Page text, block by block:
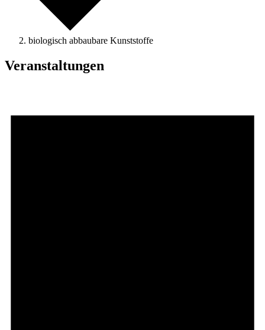
biologisch abbaubare Kunststoffe
Veranstaltungen